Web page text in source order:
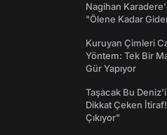
Nagihan
"Ölene Kadar
Kuruyan Çimleri
Yöntem: Tek Bir
Gür Yapıyor
Taşacak Bu
Dikkat Çeken
Çıkıyor"